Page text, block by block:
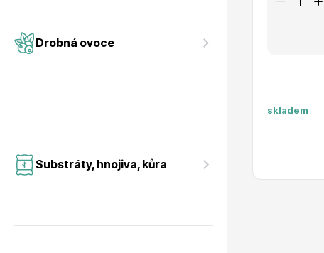
skladem
Drobná ovoce
Substráty, hnojiva, kůra